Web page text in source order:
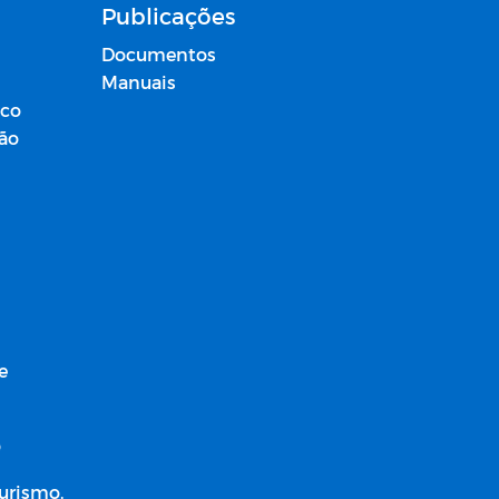
para atender projetos que
desde que tenham apresen
apenas em uma. Em caso d
PARA SE
EM SÃO MIGUEL DE TAIPU.
Publicações
Documentos
Manuais